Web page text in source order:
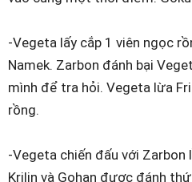
-Vegeta lấy cắp 1 viên ngọc
Namek. Zarbon đánh bại
mình để tra hỏi. Vegeta lừa
rồng.
-Vegeta chiến đấu với Zarbon
Krilin và Gohan được đánh